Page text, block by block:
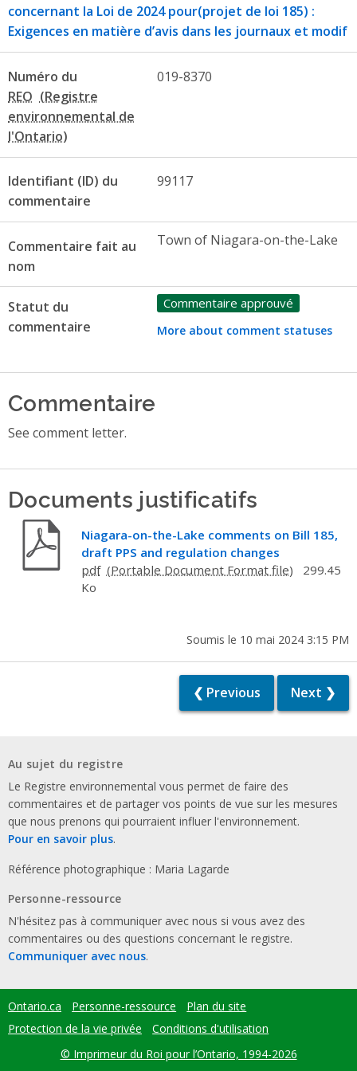
concernant la Loi de 2024 pour(projet de loi 185) :
Exigences en matière d’avis dans les journaux et modif
Numéro du
REO
019-8370
Identifiant (ID) du
commentaire
99117
Commentaire fait au
nom
Town of Niagara-on-the-Lake
Statut du
commentaire
Commentaire approuvé
More about comment statuses
Commentaire
See comment letter.
Documents justificatifs
Niagara-on-the-Lake comments on Bill 185,
draft PPS and regulation changes
pdf
299.45
Ko
Soumis le 10 mai 2024 3:15 PM
❮ Previous Next ❯
Au sujet du registre
Le Registre environnemental vous permet de faire des
commentaires et de partager vos points de vue sur les mesures
que nous prenons qui pourraient influer l'environnement.
Pour en savoir plus.
Référence photographique : Maria Lagarde
Personne-ressource
N'hésitez pas à communiquer avec nous si vous avez des
commentaires ou des questions concernant le registre.
Communiquer avec nous.
Footer
menu
Ontario.ca Personne-ressource
Plan du site
Protection de la vie privée
Conditions d'utilisation
© Imprimeur du Roi pour l’Ontario, 1994-2026